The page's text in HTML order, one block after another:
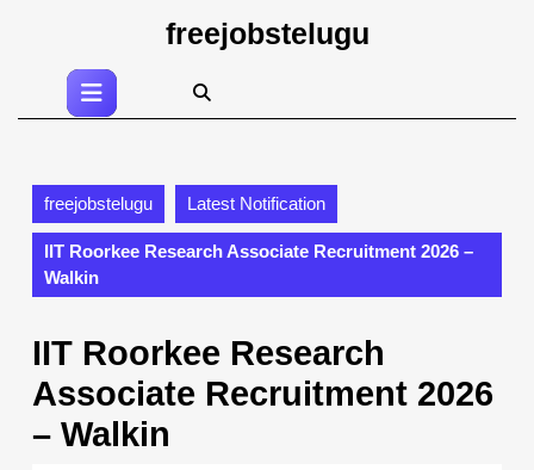
to
freejobstelugu
Open
Button
freejobstelugu Latest Notification
IIT Roorkee Research Associate Recruitment 2026 –
Walkin
IIT Roorkee Research
Associate Recruitment 2026
– Walkin